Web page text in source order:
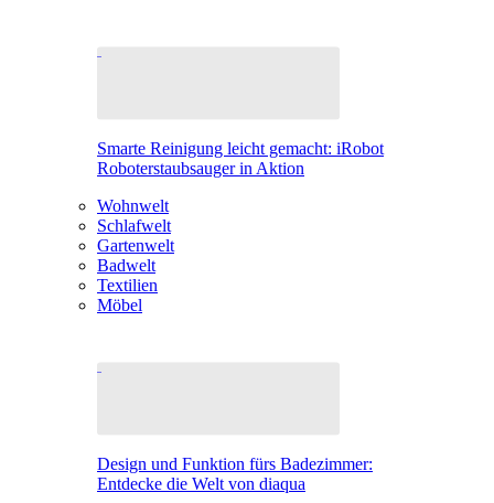
Smarte Reinigung leicht gemacht: iRobot
Roboterstaubsauger in Aktion
Wohnwelt
Schlafwelt
Gartenwelt
Badwelt
Textilien
Möbel
Design und Funktion fürs Badezimmer:
Entdecke die Welt von diaqua